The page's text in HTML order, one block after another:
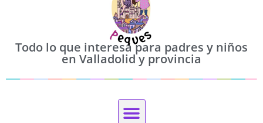
Todo lo que interesa para padres y niños
en Valladolid y provincia